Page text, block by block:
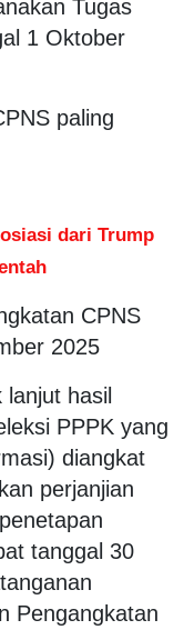
Tugas
1 Oktober
paling
dari Trump
CPNS
2025
hasil
PPPK yang
diangkat
perjanjian
tanggal 30
Pengangkatan